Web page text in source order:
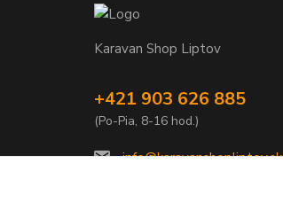
Karavan Shop Liptov
+421 903 626 885
(Po-Pia, 8-16 hod.)
info@karavanshopliptov.sk